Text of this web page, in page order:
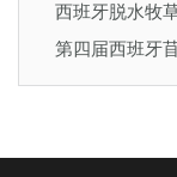
西班牙脱水牧
第四届西班牙